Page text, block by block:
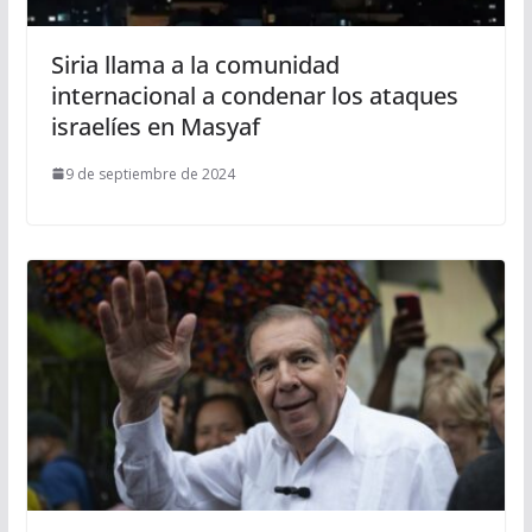
Siria llama a la comunidad
internacional a condenar los ataques
israelíes en Masyaf
9 de septiembre de 2024